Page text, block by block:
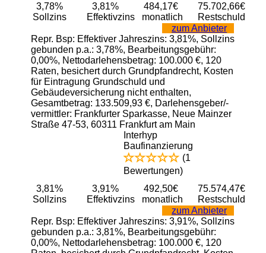
3,78%
Sollzins
3,81%
Effektivzins
484,17€
monatlich
75.702,66€
Restschuld
zum Anbieter
Repr. Bsp: Effektiver Jahreszins: 3,81%, Sollzins
gebunden p.a.: 3,78%, Bearbeitungsgebühr:
0,00%, Nettodarlehensbetrag: 100.000 €, 120
Raten, besichert durch Grundpfandrecht, Kosten
für Eintragung Grundschuld und
Gebäudeversicherung nicht enthalten,
Gesamtbetrag: 133.509,93 €, Darlehensgeber/-
vermittler: Frankfurter Sparkasse, Neue Mainzer
Straße 47-53, 60311 Frankfurt am Main
Interhyp
Baufinanzierung
(1
Bewertungen)
3,81%
Sollzins
3,91%
Effektivzins
492,50€
monatlich
75.574,47€
Restschuld
zum Anbieter
Repr. Bsp: Effektiver Jahreszins: 3,91%, Sollzins
gebunden p.a.: 3,81%, Bearbeitungsgebühr:
0,00%, Nettodarlehensbetrag: 100.000 €, 120